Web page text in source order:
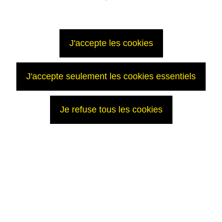
J'accepte les cookies
J'accepte seulement les cookies essentiels
Je refuse tous les cookies